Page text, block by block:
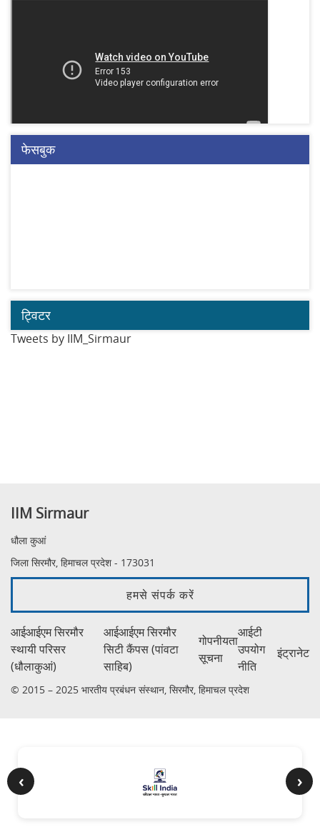
फेसबुक
ट्विटर
Tweets by IIM_Sirmaur
IIM Sirmaur
धौला कुआं
जिला सिरमौर, हिमाचल प्रदेश - 173031
हमसे संपर्क करें
आईआईएम सिरमौर
स्थायी परिसर
(धौलाकुआं)
आईआईएम सिरमौर
सिटी कैंपस (पांवटा
साहिब)
गोपनीयता
सूचना
आईटी
उपयोग
नीति
इंट्रानेट
© 2015 – 2025 भारतीय प्रबंधन संस्थान, सिरमौर, हिमाचल प्रदेश
‹ ›